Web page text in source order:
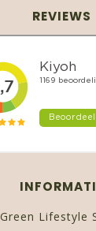
REVIEWS
Green Lifestyle